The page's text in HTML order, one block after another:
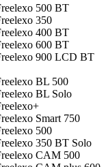
500 BT
350
400 BT
600 BT
900 LCD BT
BL 500
BL Solo
Smart 750
500
350 BT Solo
CAM 500